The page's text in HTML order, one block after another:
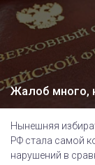
Жалоб много,
Нынешняя
РФ стала самой
нарушений в